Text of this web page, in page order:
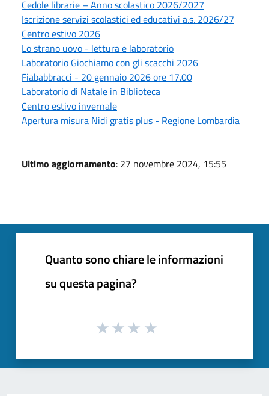
Cedole librarie – Anno scolastico 2026/2027
Iscrizione servizi scolastici ed educativi a.s. 2026/27
Centro estivo 2026
Lo strano uovo - lettura e laboratorio
Laboratorio Giochiamo con gli scacchi 2026
Fiababbracci - 20 gennaio 2026 ore 17.00
Laboratorio di Natale in Biblioteca
Centro estivo invernale
Apertura misura Nidi gratis plus - Regione Lombardia
Ultimo aggiornamento: 27 novembre 2024, 15:55
Quanto sono chiare le informazioni
su questa pagina?